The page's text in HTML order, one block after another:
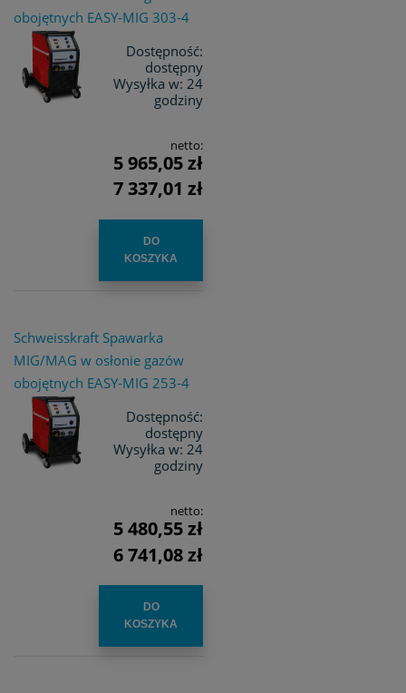
obojętnych EASY-MIG 303-4
Dostępność:
dostępny
Wysyłka w: 24
godziny
netto:
5 965,05 zł
7 337,01 zł
DO
KOSZYKA
Schweisskraft Spawarka
MIG/MAG w osłonie gazów
obojętnych EASY-MIG 253-4
Dostępność:
dostępny
Wysyłka w: 24
godziny
netto:
5 480,55 zł
6 741,08 zł
DO
KOSZYKA